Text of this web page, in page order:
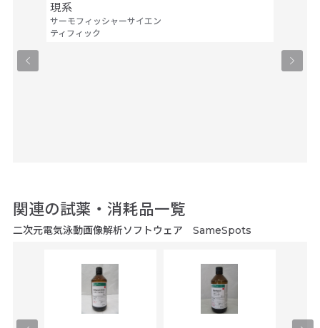
現系
サーモフィッシャーサイエン
ティフィック
関連の試薬・消耗品一覧
二次元電気泳動画像解析ソフトウェア SameSpots